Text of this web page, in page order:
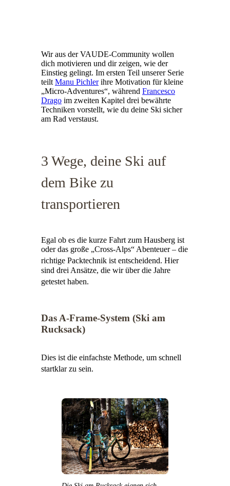
Wir aus der VAUDE-Community wollen
dich motivieren und dir zeigen, wie der
Einstieg gelingt. Im ersten Teil unserer Serie
teiltManu Pichlerihre Motivation für kleine
„Micro-Adventures“, während Francesco
Drago im zweiten Kapitel drei bewährte
Techniken vorstellt, wie du deine Ski sicher
am Rad verstaust.
3 Wege, deine Ski auf
dem Bike zu
transportieren
Egal ob es die kurze Fahrt zum Hausberg ist
oder das große „Cross-Alps“ Abenteuer – die
richtige Packtechnik ist entscheidend. Hier
sind drei Ansätze, die wir über die Jahre
getestet haben.
Das A-Frame-System (Ski am
Rucksack)
Dies ist die einfachste Methode, um schnell
startklar zu sein.